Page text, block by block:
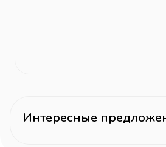
Интересные